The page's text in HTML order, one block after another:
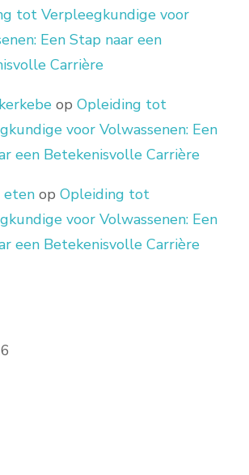
tot Verpleegkundige voor
Een Stap naar een
Carrière
op Opleiding tot
voor Volwassenen: Een
een Betekenisvolle Carrière
op Opleiding tot
voor Volwassenen: Een
een Betekenisvolle Carrière